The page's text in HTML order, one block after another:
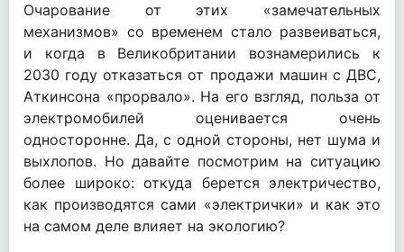
Очарование от этих «замечательных
механизмов» со временем стало развеиваться,
и когда в Великобритании вознамерились к
2030 году отказаться от продажи машин с ДВС,
Аткинсона «прорвало». На его взгляд, польза от
электромобилей оценивается очень
односторонне. Да, с одной стороны, нет шума и
выхлопов. Но давайте посмотрим на ситуацию
более широко: откуда берется электричество,
как производятся сами «электрички» и как это
на самом деле влияет на экологию?